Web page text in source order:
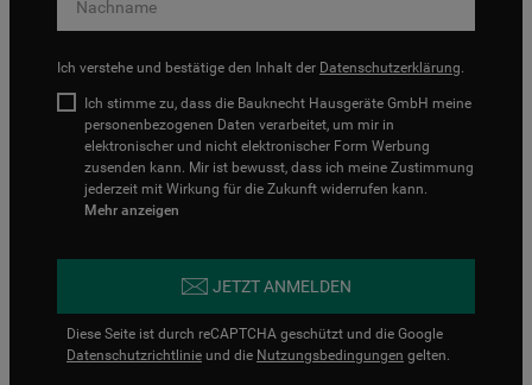
Ich verstehe und bestätige den Inhalt der Datenschutzerklärung.
Ich stimme zu, dass die Bauknecht Hausgeräte GmbH meine
personenbezogenen Daten verarbeitet, um mir in
elektronischer und nicht elektronischer Form Werbung
zusenden kann. Mir ist bewusst, dass ich meine Zustimmung
jederzeit mit Wirkung für die Zukunft widerrufen kann.
Mehr anzeigen
JETZT ANMELDEN
Diese Seite ist durch reCAPTCHA geschützt und die Google
Datenschutzrichtlinie und die Nutzungsbedingungen gelten.